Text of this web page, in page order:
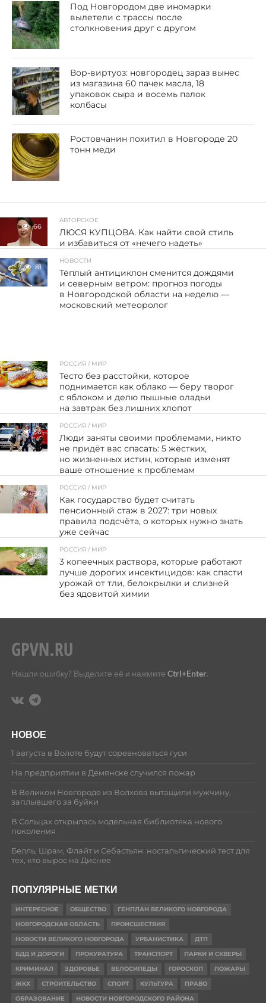
Под Новгородом две иномарки
вылетели с трассы после
столкновения друг с другом
Вор-виртуоз: новгородец зараз вынес
из магазина 60 пачек масла, 18
упаковок сыра и восемь палок
колбасы
Ростовчанин похитил в Новгороде 20
тонн меди
66
АВТОРСКОЕ
ЛЮСЯ КУПЦОВА. Как найти свой стиль
и избавиться от «нечего надеть»
81
НОВОСТИ
Тёплый антициклон сменится дождями
и северным ветром: прогноз погоды
в Новгородской области на неделю —
московский метеоролог
85
РОССИЯ / МИР
Тесто без расстойки, которое
поднимается как облако — беру творог
с яблоком и делю пышные оладьи
на завтрак без лишних хлопот
56
РОССИЯ / МИР
Люди заняты своими проблемами, никто
не придёт вас спасать: 5 жёстких,
но жизненных истин, которые изменят
ваше отношение к проблемам
136
РОССИЯ / МИР
Как государство будет считать
пенсионный стаж в 2027: три новых
правила подсчёта, о которых нужно знать
уже сейчас
108
РОССИЯ / МИР
3 копеечных раствора, которые работают
лучше дорогих инсектицидов: как спасти
урожай от тли, белокрылки и слизней
без ядовитой химии
Нашли ошибку? Выделите её и нажмите Ctrl+Enter.
НОВОЕ
1 августа в Волоте будут соревноваться гуси
На предприятии в Демянске случился пожар
В Великом Новгороде из Волхова вытащили мужчину,
заплывшего за буйки
В Сольцах открылась модельная библиотека нового
поколения
Белль, Шрам, Флайт и Себастьян: ностальгический тест для
тех, кто вырос на Диснее
ПОПУЛЯРНЫЕ МЕТКИ
ИНТЕРЕСНОЕ ОБЩЕСТВО
ГЕНПЛАН ВЕЛИКОГО НОВГОРОДА
НОВГОРОДСКАЯ ОБЛАСТЬ
ПРОИСШЕСТВИЯ
НОВОСТИ ВЕЛИКОГО НОВГОРОДА
УРБАНИСТИКА
ДТП
БДД И ДОРОГИ
ПРОКУРАТУРА ТРАНСПОРТ
ПАРКИ И СКВЕРЫ
КРИМИНАЛ
ЗДОРОВЬЕ ВЕЛОСИПЕДЫ ГОРОСКОП
ПОЖАРЫ
ЖКХ
СТРОИТЕЛЬСТВО СПОРТ КУЛЬТУРА
ПРАВО
ОБРАЗОВАНИЕ
НОВОСТИ НОВГОРОДСКОГО РАЙОНА